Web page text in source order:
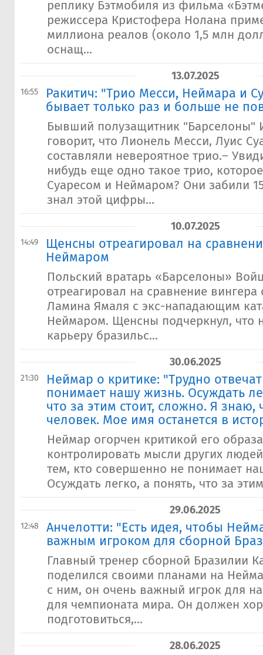
реплику Бэтмобиля из фильма
режиссера Кристофера Нолана
миллиона реалов (около 1,5 млн
оснащ...
13.07.2025
16:55
Ракитич: "Трио Месси, Неймара и
бывает только раз и больше не
Бывший полузащитник "Барселоны"
говорит, что Лионель Месси, Луис
составляли невероятное трио.–
нибудь еще одно такое трио,
Суаресом и Неймаром? Они забили
знал этой цифры...
10.07.2025
14:49
Щенсны отреагировал на
Неймаром
Польский вратарь «Барселоны»
отреагировал на сравнение вингера
Ламина Ямаля с экс-нападающим
Неймаром. Щенсны подчеркнул, что
карьеру бразильс...
30.06.2025
21:30
​Неймар о критике: "Трудно
понимает нашу жизнь. Осуждать
что за этим стоит, сложно. Я
человек. Мое имя останется в
Неймар огорчен критикой его
контролировать мысли других
тем, кто совершенно не понимает
Осуждать легко, а понять, что за
29.06.2025
12:48
Анчелотти: "Есть идея, чтобы
важным игроком для сборной
Главный тренер сборной Бразилии
поделился своими планами на
с ним, он очень важный игрок для
для чемпионата мира. Он должен
подготовиться,...
28.06.2025